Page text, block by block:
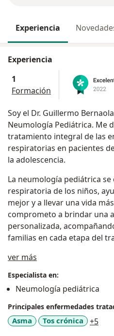
Experiencia
Experiencia
1
Formación
Soy el Dr. Guillermo
Neumología Pediátrica. Me
tratamiento integral de las
respiratorias en pacientes
la adolescencia.
La neumología pediátrica
respiratoria de los niños,
mejor y a llevar una vida
comprometo a brindar una
personalizada,
familias en cada etapa del
ver más
Especialista en:
Neumología pediátrica
Principales enfermedades
Asma Tos crónica +5